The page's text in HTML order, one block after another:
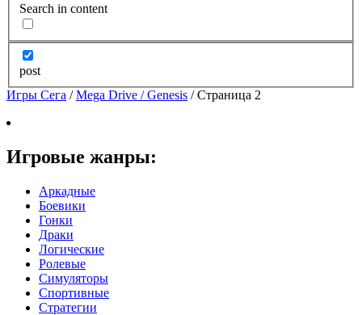
Search in content
post
Игры Сега /Mega Drive / Genesis /Страница 2
Игровые жанры:
Аркадные
Боевики
Гонки
Драки
Логические
Ролевые
Симуляторы
Спортивные
Стратегии